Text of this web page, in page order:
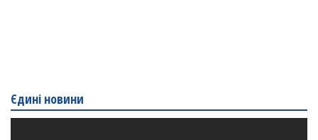
Єдині новини